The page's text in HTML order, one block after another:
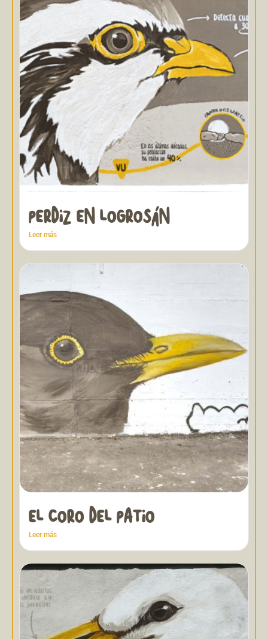
PERDIZ EN LOGROSÁN
Leer más
EL CORO DEL PATIO
Leer más